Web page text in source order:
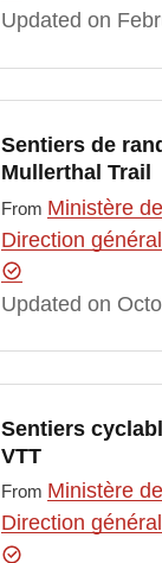
Updated on
Sentiers de
Mullerthal Trail
From Ministère
Direction
Updated on
Sentiers
VTT
From Ministère
Direction